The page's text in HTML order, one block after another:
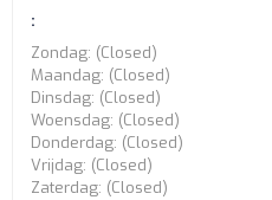
:
Zondag: (closed)
Maandag: (closed)
Dinsdag: (closed)
Woensdag: (closed)
Donderdag: (closed)
Vrijdag: (closed)
Zaterdag: (closed)